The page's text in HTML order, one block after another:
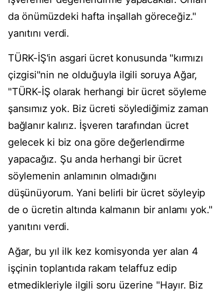
da önümüzdeki hafta inşallah göreceğiz."
yanıtını verdi.
TÜRK-İŞ'in asgari ücret konusunda "kırmızı
çizgisi"nin ne olduğuyla ilgili soruya Ağar,
"TÜRK-İŞ olarak herhangi bir ücret söyleme
şansımız yok. Biz ücreti söylediğimiz zaman
bağlanır kalırız. İşveren tarafından ücret
gelecek ki biz ona göre değerlendirme
yapacağız. Şu anda herhangi bir ücret
söylemenin anlamının olmadığını
düşünüyorum. Yani belirli bir ücret söyleyip
de o ücretin altında kalmanın bir anlamı yok."
yanıtını verdi.
Ağar, bu yıl ilk kez komisyonda yer alan 4
işçinin toplantıda rakam telaffuz edip
etmedikleriyle ilgili soru üzerine "Hayır. Biz